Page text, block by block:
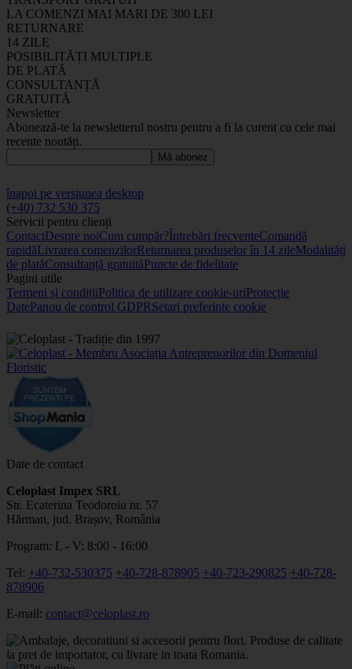
LA COMENZI MAI MARI DE 300 LEI
RETURNARE
14 ZILE
POSIBILITĂȚI MULTIPLE
DE PLATĂ
CONSULTANȚĂ
GRATUITĂ
Newsletter
Abonează-te la newsletterul nostru pentru a fi la curent cu cele mai
recente noutăți.
Mă abonez
înapoi pe versiunea desktop
(+40) 732 530 375
Servicii pentru clienți
ContactDespre noiCum cumpăr?Întrebări frecventeComandă
rapidăLivrarea comenzilorReturnarea produselor în 14 zileModalități
de platăConsultanță gratuităPuncte de fidelitate
Pagini utile
Termeni și condițiiPolitica de utilizare cookie-uriProtecție
DatePanou de control GDPRSetari preferinte cookie
Date de contact
Celoplast Impex SRL
Str. Ecaterina Teodoroiu nr. 57
Hărman, jud. Brașov, România
Program: L - V: 8:00 - 16:00
Tel: +40-732-530375 +40-728-878905 +40-723-290825 +40-728-
878906
E-mail: contact@celoplast.ro